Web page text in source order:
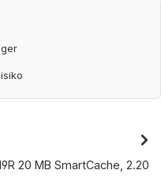
20 MB SmartCache, 2.20